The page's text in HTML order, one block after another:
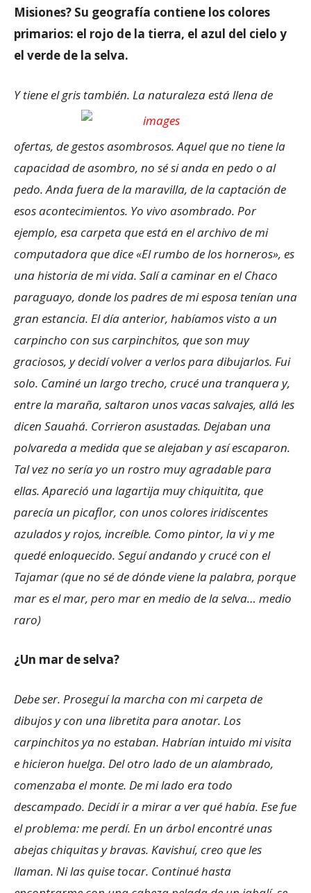
Misiones? Su geografía contiene los colores
primarios: el rojo de la tierra, el azul del cielo y
el verde de la selva.
Y tiene el gris también. La naturaleza está llena de
ofertas, de gestos asombrosos. Aquel que no tiene la
capacidad de asombro, no sé si anda en pedo o al
pedo. Anda fuera de la maravilla, de la captación de
esos acontecimientos. Yo vivo asombrado. Por
ejemplo, esa carpeta que está en el archivo de mi
computadora que dice «El rumbo de los horneros», es
una historia de mi vida. Salí a caminar en el Chaco
paraguayo, donde los padres de mi esposa tenían una
gran estancia. El día anterior, habíamos visto a un
carpincho con sus carpinchitos, que son muy
graciosos, y decidí volver a verlos para dibujarlos. Fui
solo. Caminé un largo trecho, crucé una tranquera y,
entre la maraña, saltaron unos vacas salvajes, allá les
dicen Sauahá. Corrieron asustadas. Dejaban una
polvareda a medida que se alejaban y así escaparon.
Tal vez no sería yo un rostro muy agradable para
ellas. Apareció una lagartija muy chiquitita, que
parecía un picaflor, con unos colores iridiscentes
azulados y rojos, increíble. Como pintor, la vi y me
quedé enloquecido. Seguí andando y crucé con el
Tajamar (que no sé de dónde viene la palabra, porque
mar es el mar, pero mar en medio de la selva… medio
raro)
¿Un mar de selva?
Debe ser. Proseguí la marcha con mi carpeta de
dibujos y con una libretita para anotar. Los
carpinchitos ya no estaban. Habrían intuido mi visita
e hicieron huelga. Del otro lado de un alambrado,
comenzaba el monte. De mi lado era todo
descampado. Decidí ir a mirar a ver qué había. Ese fue
el problema: me perdí. En un árbol encontré unas
abejas chiquitas y bravas. Kavishuí, creo que les
llaman. Ni las quise tocar. Continué hasta